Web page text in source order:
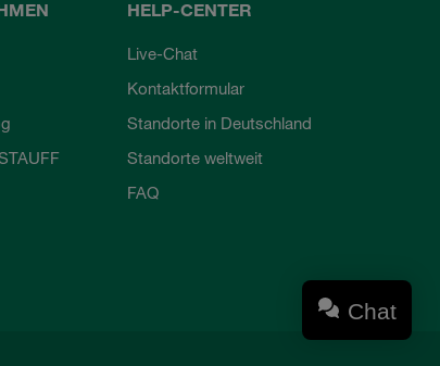
HELP-CENTER
Live-Chat
Kontaktformular
Standorte in Deutschland
Standorte weltweit
FAQ
Chat